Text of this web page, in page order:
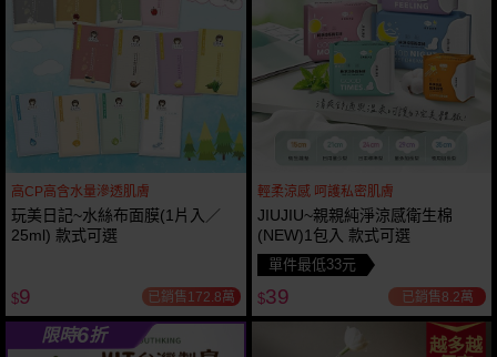
高CP高含水量滲透肌膚
玩美日記~水絲布面膜(1片入／
25ml) 款式可選
$9 已銷售172.8萬
輕柔涼感 呵護私密肌膚
JIUJIU~親親純淨涼感衛生棉
(NEW)1包入 款式可選
單件最低33元
$39 已銷售8.2萬
限時6折
越多越